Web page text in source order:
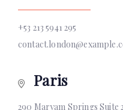
+53 213 5941 295
Paris
290 Maryam Springs